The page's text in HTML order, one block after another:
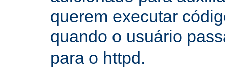
querem executar
quando o usuário
para o httpd.